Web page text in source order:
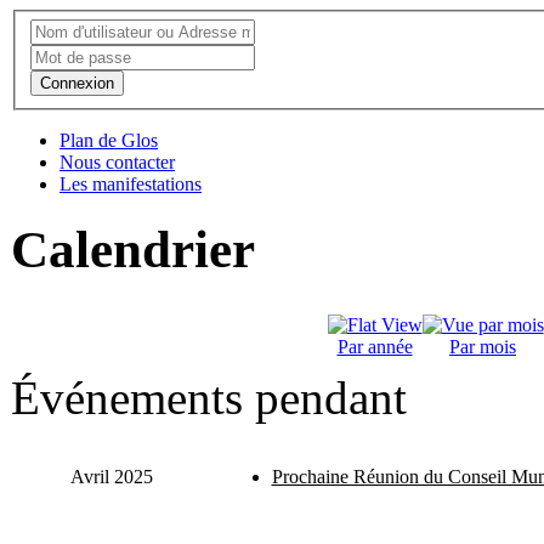
Connexion
Plan de Glos
Nous contacter
Les manifestations
Calendrier
Par année Par mois
Événements pendant
Avril 2025 Prochaine Réunion du Conseil